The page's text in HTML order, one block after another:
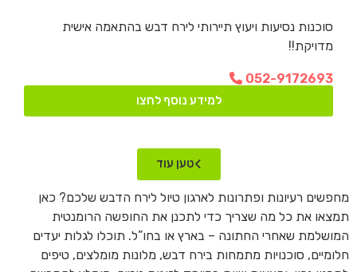
סוכנות נסיעות ויעוץ תיירותי לירח דבש בהתאמה אישית
מדויקת!!
052-9172693
למידע נוסף לחצו
טען עוד
מחפשים רעיונות ופתרונות לארגון טיול לירח הדבש שלכם? כאן
תמצאו את כל מה שצריך כדי לתכנן את החופשה הרומנטית
המושלמת שאחרי החתונה – בארץ או בחו”ל. תוכלו לגלות יעדים
חלומיים, סוכנויות מתמחות בירח דבש, מלונות מומלצים, טיפים